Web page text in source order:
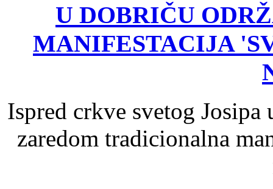
U DOBRIČU
MANIFESTACIJA
Ispred crkve svetog
zaredom tradicionalna